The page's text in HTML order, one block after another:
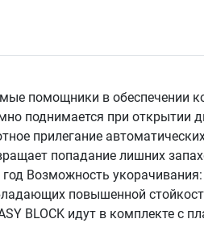
помощники в обеспечении
поднимается при открытии
прилегание
попадание лишних
Возможность
повышенной
BLOCK идут в комплекте с